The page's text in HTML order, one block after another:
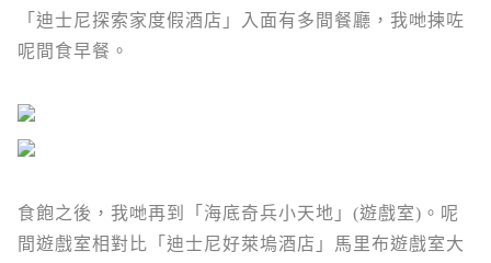
「 迪士尼探索家度假酒店」入面有多間餐廳，我哋揀咗
呢間食早餐。
食飽之後，我哋再到「海底奇兵小天地」(遊戲室)。呢
間遊戲室相對比 「迪士尼好萊塢酒店」
馬里布遊戲室大